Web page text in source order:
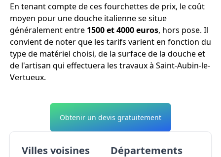
En tenant compte de ces fourchettes de prix, le coût
moyen pour une douche italienne se situe
généralement entre 1500 et 4000 euros, hors pose. Il
convient de noter que les tarifs varient en fonction du
type de matériel choisi, de la surface de la douche et
de l'artisan qui effectuera les travaux à Saint-Aubin-le-
Vertueux.
Obtenir un devis gratuitement
Villes voisines Départements